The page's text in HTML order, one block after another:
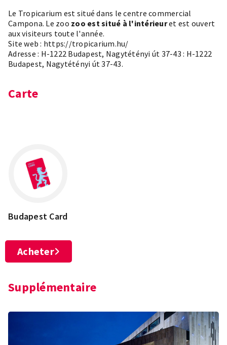
Le Tropicarium est situé dans le centre commercial
Campona. Le zoo zoo est situé à l'intérieuret est ouvert
aux visiteurs toute l'année.
Site web : https://tropicarium.hu/
Adresse : H-1222 Budapest, Nagytétényi út 37-43 : H-1222
Budapest, Nagytétényi út 37-43.
Carte
Budapest Card
Acheter
Supplémentaire